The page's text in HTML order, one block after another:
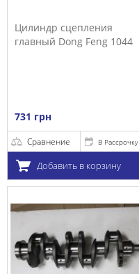
Цилиндр сцепления
главный Dong Feng 1044
731 грн
Сравнение В Рассрочку
Добавить в корзину